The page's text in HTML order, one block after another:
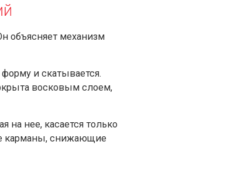
объясняет механизм
и скатывается.
восковым слоем,
на нее, касается только
карманы, снижающие